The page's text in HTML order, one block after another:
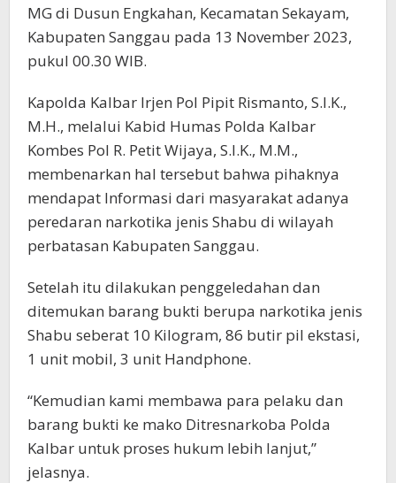
MG di Dusun Engkahan, Kecamatan Sekayam,
Kabupaten Sanggau pada 13 November 2023,
pukul 00.30 WIB.
Kapolda Kalbar Irjen Pol Pipit Rismanto, S.I.K.,
M.H., melalui Kabid Humas Polda Kalbar
Kombes Pol R. Petit Wijaya, S.I.K., M.M.,
membenarkan hal tersebut bahwa pihaknya
mendapat Informasi dari masyarakat adanya
peredaran narkotika jenis Shabu di wilayah
perbatasan Kabupaten Sanggau.
Setelah itu dilakukan penggeledahan dan
ditemukan barang bukti berupa narkotika jenis
Shabu seberat 10 Kilogram, 86 butir pil ekstasi,
1 unit mobil, 3 unit Handphone.
“Kemudian kami membawa para pelaku dan
barang bukti ke mako Ditresnarkoba Polda
Kalbar untuk proses hukum lebih lanjut,”
jelasnya.